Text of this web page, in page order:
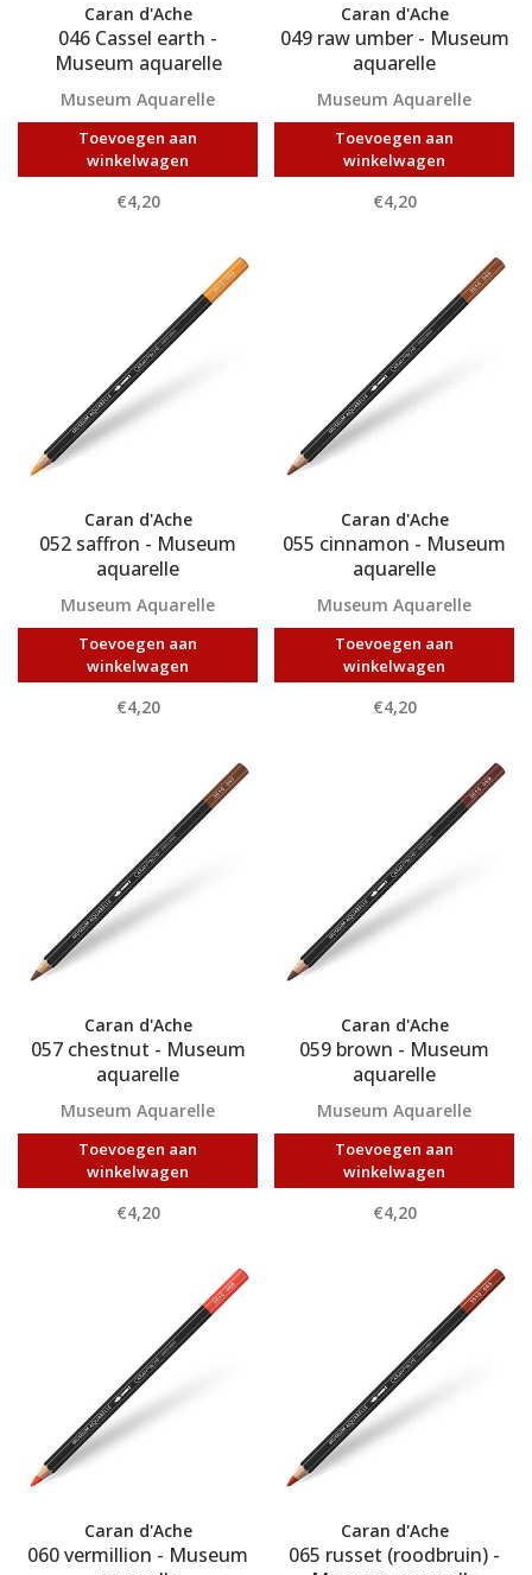
Caran d'Ache
046 Cassel earth -
Museum aquarelle
Museum Aquarelle
Toevoegen aan
winkelwagen
€4,20
Caran d'Ache
049 raw umber - Museum
aquarelle
Museum Aquarelle
Toevoegen aan
winkelwagen
€4,20
Caran d'Ache
052 saffron - Museum
aquarelle
Museum Aquarelle
Toevoegen aan
winkelwagen
€4,20
Caran d'Ache
055 cinnamon - Museum
aquarelle
Museum Aquarelle
Toevoegen aan
winkelwagen
€4,20
Caran d'Ache
057 chestnut - Museum
aquarelle
Museum Aquarelle
Toevoegen aan
winkelwagen
€4,20
Caran d'Ache
059 brown - Museum
aquarelle
Museum Aquarelle
Toevoegen aan
winkelwagen
€4,20
Caran d'Ache
060 vermillion - Museum
Caran d'Ache
065 russet (roodbruin) -